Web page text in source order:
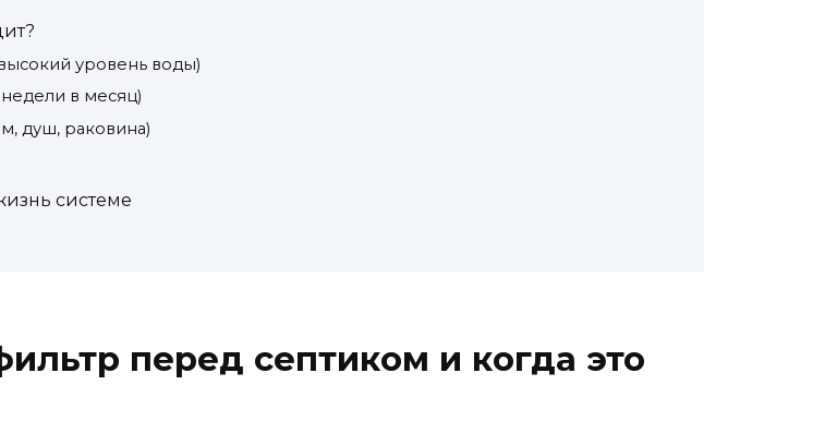
высокий уровень воды)
в месяц)
душ, раковина)
системе
перед септиком и когда это